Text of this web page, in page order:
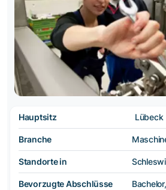
Hauptsitz Lübeck
Branche
Standorte in
Bevorzugte Abschlüsse